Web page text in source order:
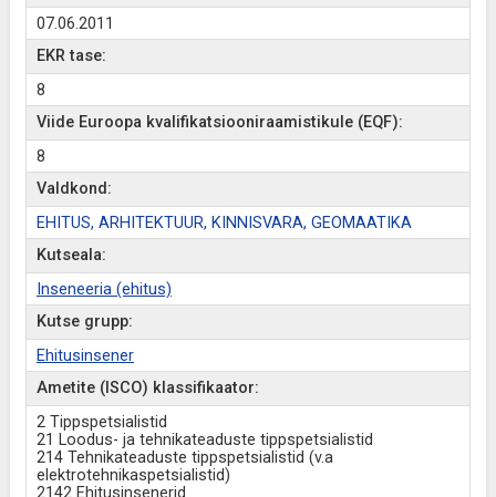
07.06.2011
EKR tase:
8
Viide Euroopa kvalifikatsiooniraamistikule (EQF):
8
Valdkond:
EHITUS, ARHITEKTUUR, KINNISVARA, GEOMAATIKA
Kutseala:
Inseneeria (ehitus)
Kutse grupp:
Ehitusinsener
Ametite (ISCO) klassifikaator:
2 Tippspetsialistid
21 Loodus- ja tehnikateaduste tippspetsialistid
214 Tehnikateaduste tippspetsialistid (v.a
elektrotehnikaspetsialistid)
2142 Ehitusinsenerid